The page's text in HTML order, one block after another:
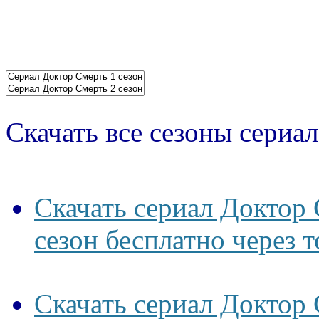
Скачать все сезоны
Скачать сериал
сезон бесплатно через
Скачать сериал